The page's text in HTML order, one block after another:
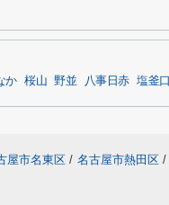
か 桜山 野並 八事日赤 塩釜口
屋市名東区 / 名古屋市熱田区 /